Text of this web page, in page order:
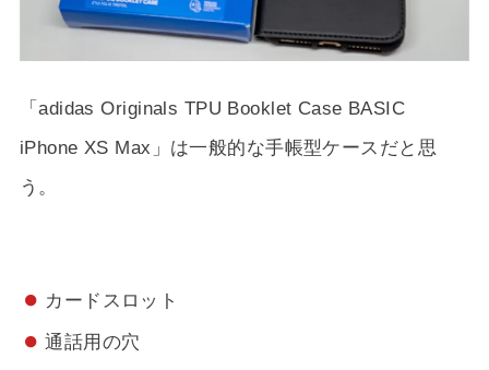
「adidas Originals TPU Booklet Case BASIC
iPhone XS Max」は一般的な手帳型ケースだと思
う。
カードスロット
通話用の穴